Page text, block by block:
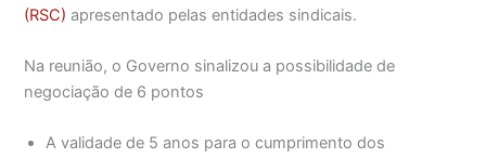
(RSC) apresentado pelas entidades sindicais.
Na reunião, o Governo sinalizou a possibilidade de
negociação de 6 pontos
A validade de 5 anos para o cumprimento dos